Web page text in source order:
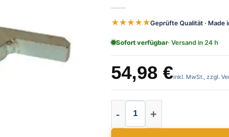
★★★★★Geprüfte Qualität · Made
Sofort verfügbar· Versand in 24 h
54,98 €inkl. MwSt., zzgl.
Schwerlasthaken 12